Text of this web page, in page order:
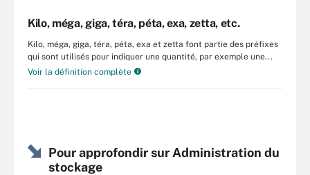
Kilo, méga, giga, téra, péta, exa, zetta, etc.
Kilo, méga, giga, téra, péta, exa et zetta font partie des préfixes
qui sont utilisés pour indiquer une quantité, par exemple une...
Voir la définition complète
Pour approfondir sur Administration du
stockage